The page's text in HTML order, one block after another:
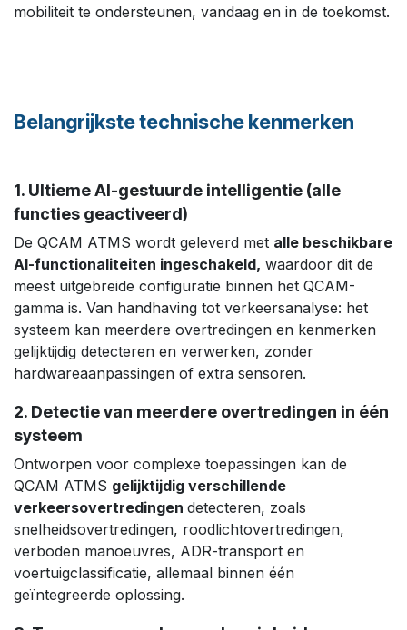
mobiliteit te ondersteunen, vandaag en in de toekomst. ​
Belangrijkste technische kenmerken ​
1. Ultieme AI-gestuurde intelligentie (alle
functies geactiveerd)
De QCAM ATMS wordt geleverd met alle beschikbare
AI-functionaliteiten ingeschakeld, waardoor dit de
meest uitgebreide configuratie binnen het QCAM-
gamma is. Van handhaving tot verkeersanalyse: het
systeem kan meerdere overtredingen en kenmerken
gelijktijdig detecteren en verwerken, zonder
hardwareaanpassingen of extra sensoren.
2. Detectie van meerdere overtredingen in één
systeem
Ontworpen voor complexe toepassingen kan de
QCAM ATMS gelijktijdig verschillende
verkeersovertredingen detecteren, zoals
snelheidsovertredingen, roodlichtovertredingen,
verboden manoeuvres, ADR-transport en
voertuigclassificatie, allemaal binnen één
geïntegreerde oplossing.